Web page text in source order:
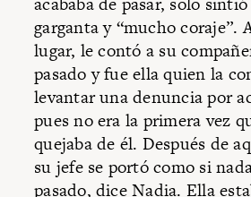
garganta y “mucho coraje”.
lugar, le contó a su
pasado y fue ella quien la
levantar una denuncia por
pues no era la primera vez
quejaba de él. Después de
su jefe se portó como si
pasado, dice Nadia. Ella